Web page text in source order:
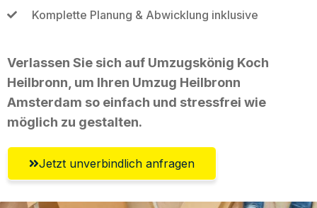
Komplette Planung & Abwicklung inklusive
Verlassen Sie sich auf Umzugskönig Koch
Heilbronn, um Ihren Umzug Heilbronn
Amsterdam so einfach und stressfrei wie
möglich zu gestalten.
Jetzt unverbindlich anfragen